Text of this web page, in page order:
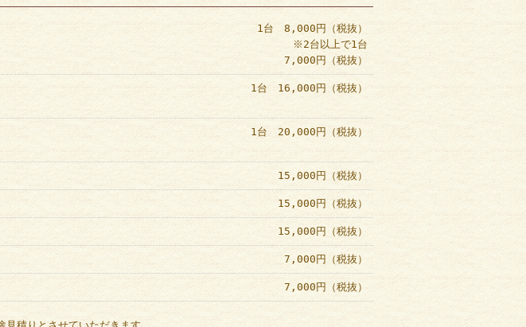
1台 8,000円（税抜）
※2台以上で1台
7,000円（税抜）
1台 16,000円（税抜）
1台 20,000円（税抜）
15,000円（税抜）
15,000円（税抜）
15,000円（税抜）
7,000円（税抜）
7,000円（税抜）